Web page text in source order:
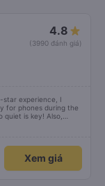
4.8
(3990 đánh giá)
star experience, I
for phones during the
quiet is key! Also,
for convenience. I
thoại) vào ban đêm
xe nên dán sẵn mật
vẫn sẽ tiếp tục ủng
Xem giá